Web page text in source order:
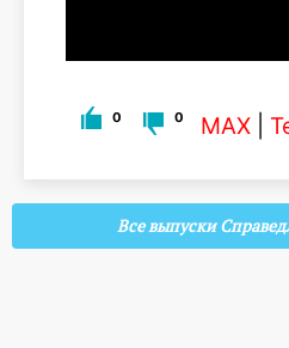
0 0 MAX
Все выпуски